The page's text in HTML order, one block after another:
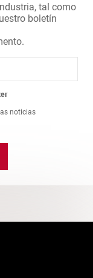
tal como
boletín
noticias